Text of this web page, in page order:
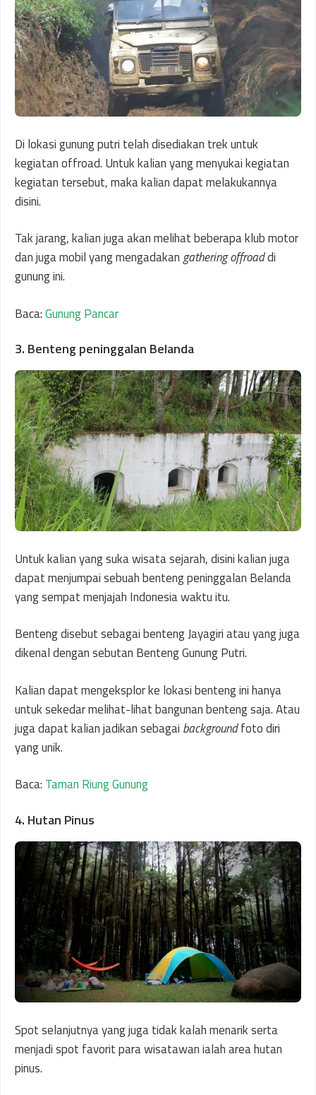
Di lokasi gunung putri telah disediakan trek untuk
kegiatan offroad. Untuk kalian yang menyukai kegiatan
kegiatan tersebut, maka kalian dapat melakukannya
disini.
Tak jarang, kalian juga akan melihat beberapa klub motor
dan juga mobil yang mengadakangathering offroaddi
gunung ini.
Baca:Gunung Pancar
3. Benteng peninggalan Belanda
Untuk kalian yang suka wisata sejarah, disini kalian juga
dapat menjumpai sebuah benteng peninggalan Belanda
yang sempat menjajah Indonesia waktu itu.
Benteng disebut sebagai benteng Jayagiri atau yang juga
dikenal dengan sebutan Benteng Gunung Putri.
Kalian dapat mengeksplor ke lokasi benteng ini hanya
untuk sekedar melihat-lihat bangunan benteng saja. Atau
juga dapat kalian jadikan sebagai backgroundfoto diri
yang unik.
Baca: Taman Riung Gunung
4. Hutan Pinus
Spot selanjutnya yang juga tidak kalah menarik serta
menjadi spot favorit para wisatawan ialah area hutan
pinus.